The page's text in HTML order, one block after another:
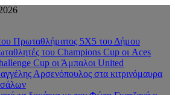
Πρωταθλήματος 5Χ5 του Δήμου
του Champions Cup οι Aces
Cup οι Άμπαλοι United
Αρσενόπουλος στα κιτρινόμαυρα